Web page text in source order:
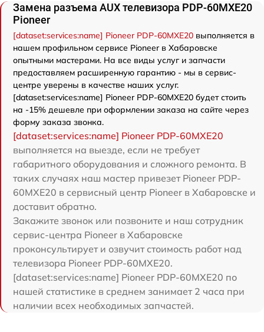
Замена разъема AUX телевизора PDP-60MXE20
Pioneer
[dataset:services:name] Pioneer PDP-60MXE20 выполняется в
нашем профильном сервисе Pioneer в Хабаровске
опытными мастерами. На все виды услуг и запчасти
предоставляем расширенную гарантию - мы в сервис-
центре уверены в качестве наших услуг.
[dataset:services:name] Pioneer PDP-60MXE20 будет стоить
на -15% дешевле при оформлении заказа на сайте через
форму заказа звонка.
[dataset:services:name] Pioneer PDP-60MXE20
выполняется на выезде, если не требует
габаритного оборудования и сложного ремонта. В
таких случаях наш мастер привезет Pioneer PDP-
60MXE20 в сервисный центр Pioneer в Хабаровске и
доставит обратно.
Закажите звонок или позвоните и наш сотрудник
сервис-центра Pioneer в Хабаровске
проконсультирует и озвучит стоимость работ над
телевизора Pioneer PDP-60MXE20.
[dataset:services:name] Pioneer PDP-60MXE20 по
нашей статистике в среднем занимает 2 часа при
наличии всех необходимых запчастей.